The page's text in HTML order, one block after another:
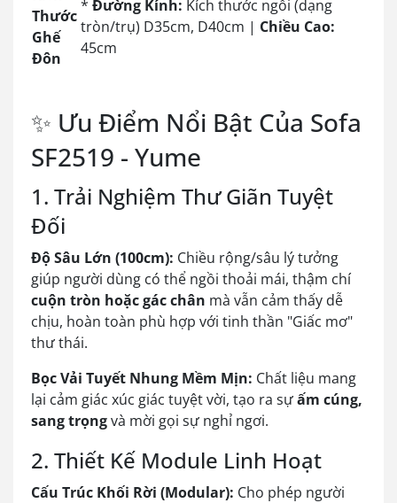
Thước
Ghế
Đôn
* Đường Kính: Kích thước ngồi (dạng
tròn/trụ) D35cm, D40cm | Chiều Cao:
45cm
✨ Ưu Điểm Nổi Bật Của Sofa
SF2519 - Yume
1. Trải Nghiệm Thư Giãn Tuyệt
Đối
Độ Sâu Lớn (100cm): Chiều rộng/sâu lý tưởng
giúp người dùng có thể ngồi thoải mái, thậm chí
cuộn tròn hoặc gác chân mà vẫn cảm thấy dễ
chịu, hoàn toàn phù hợp với tinh thần "Giấc mơ"
thư thái.
Bọc Vải Tuyết Nhung Mềm Mịn: Chất liệu mang
lại cảm giác xúc giác tuyệt vời, tạo ra sựấm cúng,
sang trọngvà mời gọi sự nghỉ ngơi.
2. Thiết Kế Module Linh Hoạt
Cấu Trúc Khối Rời (Modular): Cho phép người